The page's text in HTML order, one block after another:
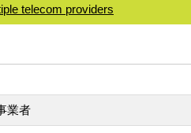
telecom providers
業者